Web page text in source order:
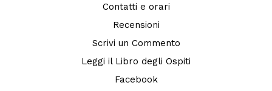
Contatti e orari
Recensioni
Scrivi un Commento
Leggi il Libro degli Ospiti
Facebook